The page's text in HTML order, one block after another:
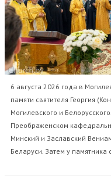
6 августа 2026 года в
памяти святителя Георгия
Могилевского и
Преображенском
Минский и Заславский
Беларуси. Затем у памятника